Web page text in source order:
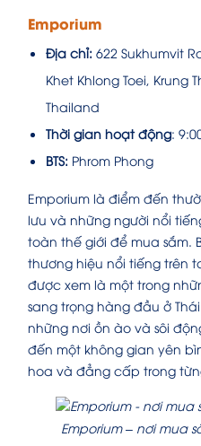
Emporium
Địa chỉ: 622 Sukhumvit
Khet Khlong Toei, Krung
Thailand
Thời gian hoạt động:
BTS: Phrom Phong
Emporium là điểm đến
lưu và những người nổi
toàn thế giới để mua sắm.
thương hiệu nổi tiếng trên
được xem là một trong
sang trọng hàng đầu ở
những nơi ồn ào và sôi
đến một không gian yên
hoa và đẳng cấp trong
Emporium – nơi mua